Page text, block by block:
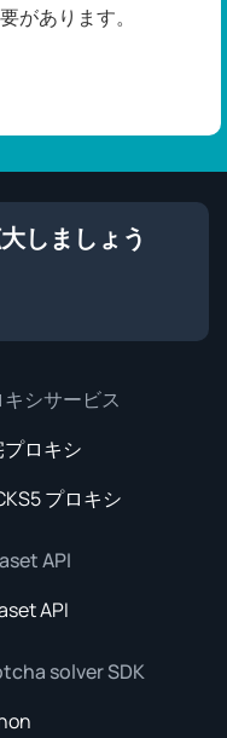
があります。
しましょう
キシサービス
ロキシ
プロキシ
API
API
solver SDK